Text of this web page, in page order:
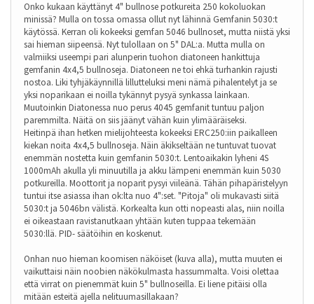
Onko kukaan käyttänyt 4" bullnose potkureita 250 kokoluokan
minissä? Mulla on tossa omassa ollut nyt lähinnä Gemfanin 5030:t
käytössä. Kerran oli kokeeksi gemfan 5046 bullnoset, mutta niistä yksi
sai hieman siipeensä. Nyt tulollaan on 5" DAL:a. Mutta mulla on
valmiiksi useempi pari alunperin tuohon diatoneen hankittuja
gemfanin 4x4,5 bullnoseja. Diatoneen ne toi ehkä turhankin rajusti
nostoa. Liki tyhjäkäynnillä lillutteluksi meni nämä pihalentelyt ja se
yksi noparikaan ei noilla tykännyt pysyä synkassa lainkaan.
Muutoinkin Diatonessa nuo perus 4045 gemfanit tuntuu paljon
paremmilta. Näitä on siis jäänyt vähän kuin ylimääräiseksi.
Heitinpä ihan hetken mielijohteesta kokeeksi ERC250:iin paikalleen
kiekan noita 4x4,5 bullnoseja. Näin äkikseltään ne tuntuvat tuovat
enemmän nostetta kuin gemfanin 5030:t. Lentoaikakin lyheni 4S
1000mAh akulla yli minuutilla ja akku lämpeni enemmän kuin 5030
potkureilla. Moottorit ja noparit pysyi viileänä. Tähän pihapäristelyyn
tuntui itse asiassa ihan ok:lta nuo 4":set. "Pitoja" oli mukavasti siitä
5030:t ja 5046bn välistä. Korkealta kun otti nopeasti alas, niin noilla
ei oikeastaan ravistanutkaan yhtään kuten tuppaa tekemään
5030:llä. PID- säätöihin en koskenut.
Onhan nuo hieman koomisen näköiset (kuva alla), mutta muuten ei
vaikuttaisi näin noobien näkökulmasta hassummalta. Voisi olettaa
että virrat on pienemmät kuin 5" bullnoseilla. Ei liene pitäisi olla
mitään esteitä ajella nelituumasillakaan?